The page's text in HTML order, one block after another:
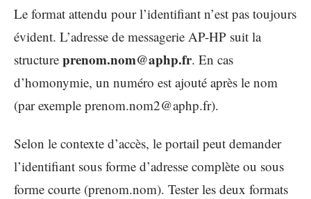
Le format attendu pour l’identifiant n’est pas toujours
évident. L’adresse de messagerie AP-HP suit la
structure prenom.nom@aphp.fr. En cas
d’homonymie, un numéro est ajouté après le nom
(par exemple prenom.nom2@aphp.fr).
Selon le contexte d’accès, le portail peut demander
l’identifiant sous forme d’adresse complète ou sous
forme courte (prenom.nom). Tester les deux formats